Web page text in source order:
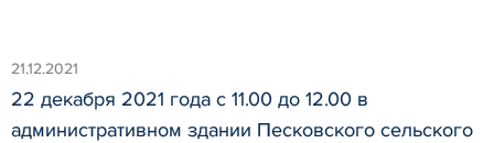
21.12.2021
22 декабря 2021 года с 11.00 до 12.00 в
административном здании Песковского сельского